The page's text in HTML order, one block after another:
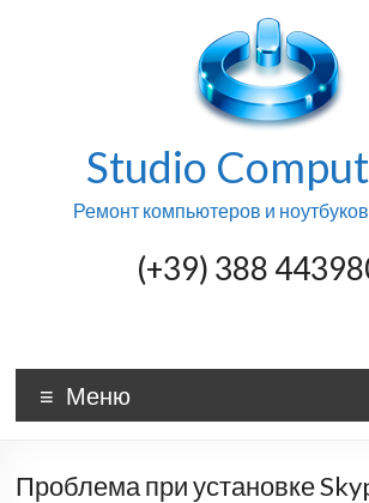
Studio
Ремонт компьютеров и
(+39) 388
Меню
Проблема при установке